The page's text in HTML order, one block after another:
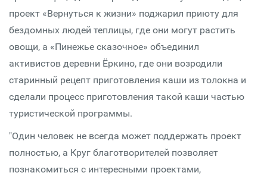
проект «Вернуться к жизни» поджарил приюту для
бездомных людей теплицы, где они могут растить
овощи, а «Пинежье сказочное» объединил
активистов деревни Ёркино, где они возродили
старинный рецепт приготовления каши из толокна и
сделали процесс приготовления такой каши частью
туристической программы.
"Один человек не всегда может поддержать проект
полностью, а Круг благотворителей позволяет
познакомиться с интересными проектами,